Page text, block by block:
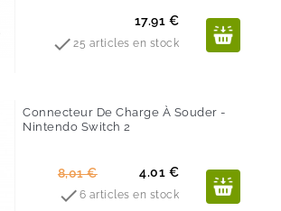
Prix
17.91 €
25 articles en stock
Connecteur De Charge À Souder -
Nintendo Switch 2
Prix
de
8,01 €Prix 4.01 €
 6 articles en stock